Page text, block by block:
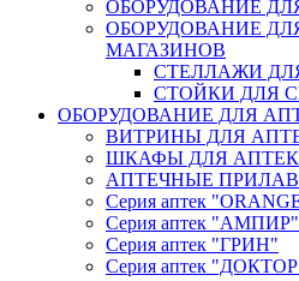
ОБОРУДОВАНИЕ
ОБОРУДОВАНИЕ
МАГАЗИНОВ
СТЕЛЛАЖИ
СТОЙКИ ДЛЯ
ОБОРУДОВАНИЕ ДЛЯ
ВИТРИНЫ ДЛЯ
ШКАФЫ ДЛЯ АПТЕК
АПТЕЧНЫЕ
Серия аптек
Серия аптек "АМПИР"
Серия аптек "ГРИН"
Серия аптек